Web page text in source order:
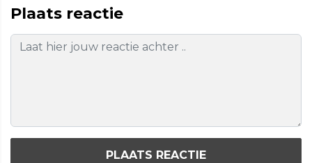
Plaats reactie
PLAATS REACTIE